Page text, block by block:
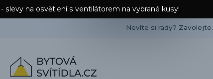
na osvětlení s ventilátorem na vybrané kusy!
Nevíte si rady? Zavolejte.